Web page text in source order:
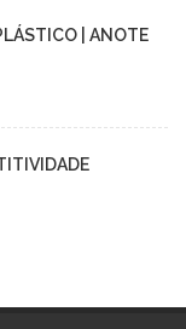
| ANOTE